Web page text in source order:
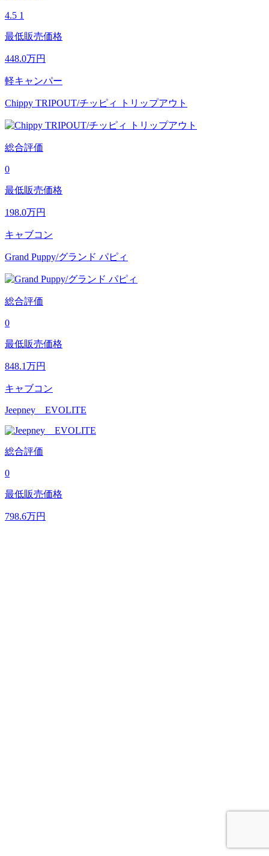
4.5 1
最低販売価格
448.0万円
軽キャンパー
Chippy TRIPOUT/チッピィ トリップアウト
総合評価
0
最低販売価格
198.0万円
キャブコン
Grand Puppy/グランド パピィ
総合評価
0
最低販売価格
848.1万円
キャブコン
Jeepney EVOLITE
総合評価
0
最低販売価格
798.6万円